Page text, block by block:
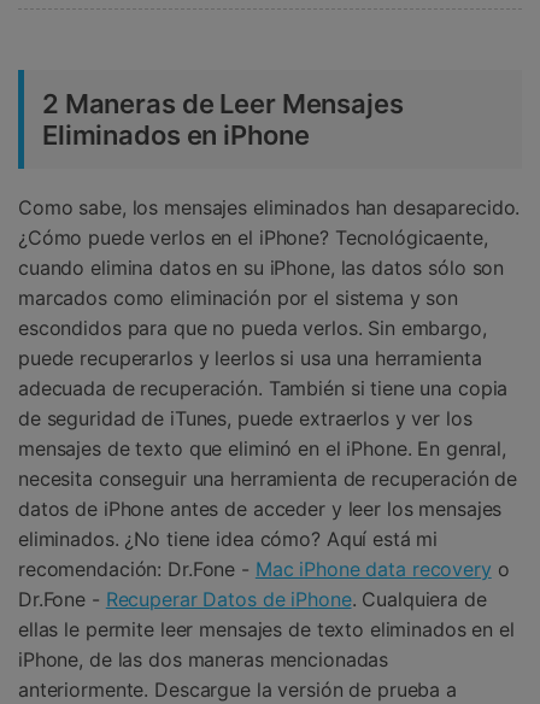
2 Maneras de Leer Mensajes
Eliminados en iPhone
Como sabe, los mensajes eliminados han desaparecido.
¿Cómo puede verlos en el iPhone? Tecnológicaente,
cuando elimina datos en su iPhone, las datos sólo son
marcados como eliminación por el sistema y son
escondidos para que no pueda verlos. Sin embargo,
puede recuperarlos y leerlos si usa una herramienta
adecuada de recuperación. También si tiene una copia
de seguridad de iTunes, puede extraerlos y ver los
mensajes de texto que eliminó en el iPhone. En genral,
necesita conseguir una herramienta de recuperación de
datos de iPhone antes de acceder y leer los mensajes
eliminados. ¿No tiene idea cómo? Aquí está mi
recomendación: Dr.Fone - Mac iPhone data recovery o
Dr.Fone - Recuperar Datos de iPhone. Cualquiera de
ellas le permite leer mensajes de texto eliminados en el
iPhone, de las dos maneras mencionadas
anteriormente. Descargue la versión de prueba a